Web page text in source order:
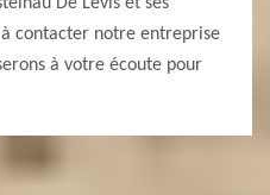
à contacter notre entreprise
à votre écoute pour